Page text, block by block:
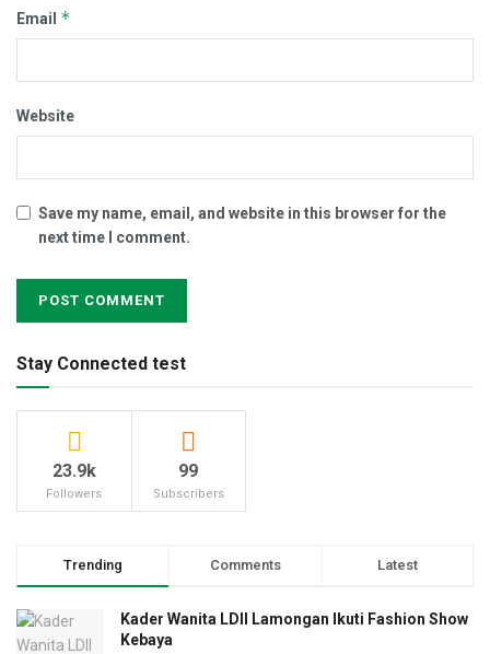
Email *
Website
Save my name, email, and website in this browser for the
next time I comment.
Stay Connected test
23.9k
Followers
99
Subscribers
Trending Comments Latest
Kader Wanita LDII Lamongan Ikuti Fashion Show
Kebaya